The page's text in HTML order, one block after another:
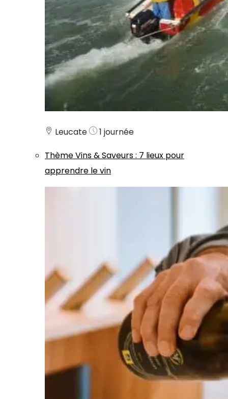
Leucate
1 journée
ThèmeVins & Saveurs: 7 lieux pour
apprendre le vin